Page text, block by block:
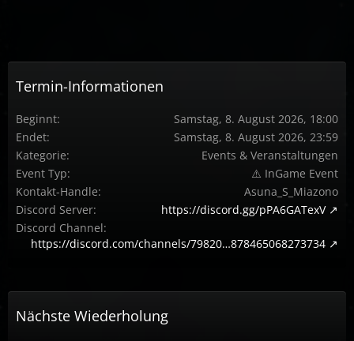
Termin-Informationen
Beginnt
Samstag, 8. August 2026, 18:00
Endet
Samstag, 8. August 2026, 23:59
Kategorie
Events & Veranstaltungen
Event Typ
⚠️ InGame Event
Kontakt-Handle
Asuna_S_Miazono
Discord Server
https://discord.gg/pPA6GATexV
Discord Channel
https://discord.com/channels/79820…878465068273734
Nächste Wiederholung